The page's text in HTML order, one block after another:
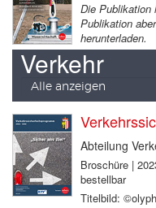
Die Publikation
Publikation
herunterladen.
Verkehr
Alle anzeigen
Abteilung
Broschüre |
bestellbar
Titelbild: